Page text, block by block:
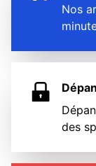
Nos
des